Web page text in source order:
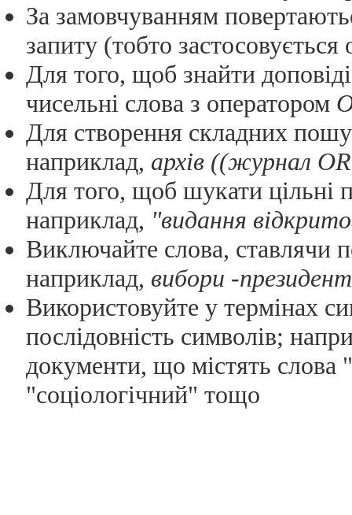
За замовчуванням
запиту (тобто
Для того, щоб знайти
чисельні слова з оператором
Для створення складних
наприклад, архів ((журнал
Для того, щоб шукати цільні
наприклад, "видання
Виключайте слова, ставлячи
наприклад, вибори -президент
Використовуйте у термінах
послідовність символів;
документи, що містять слова
"соціологічний" тощо